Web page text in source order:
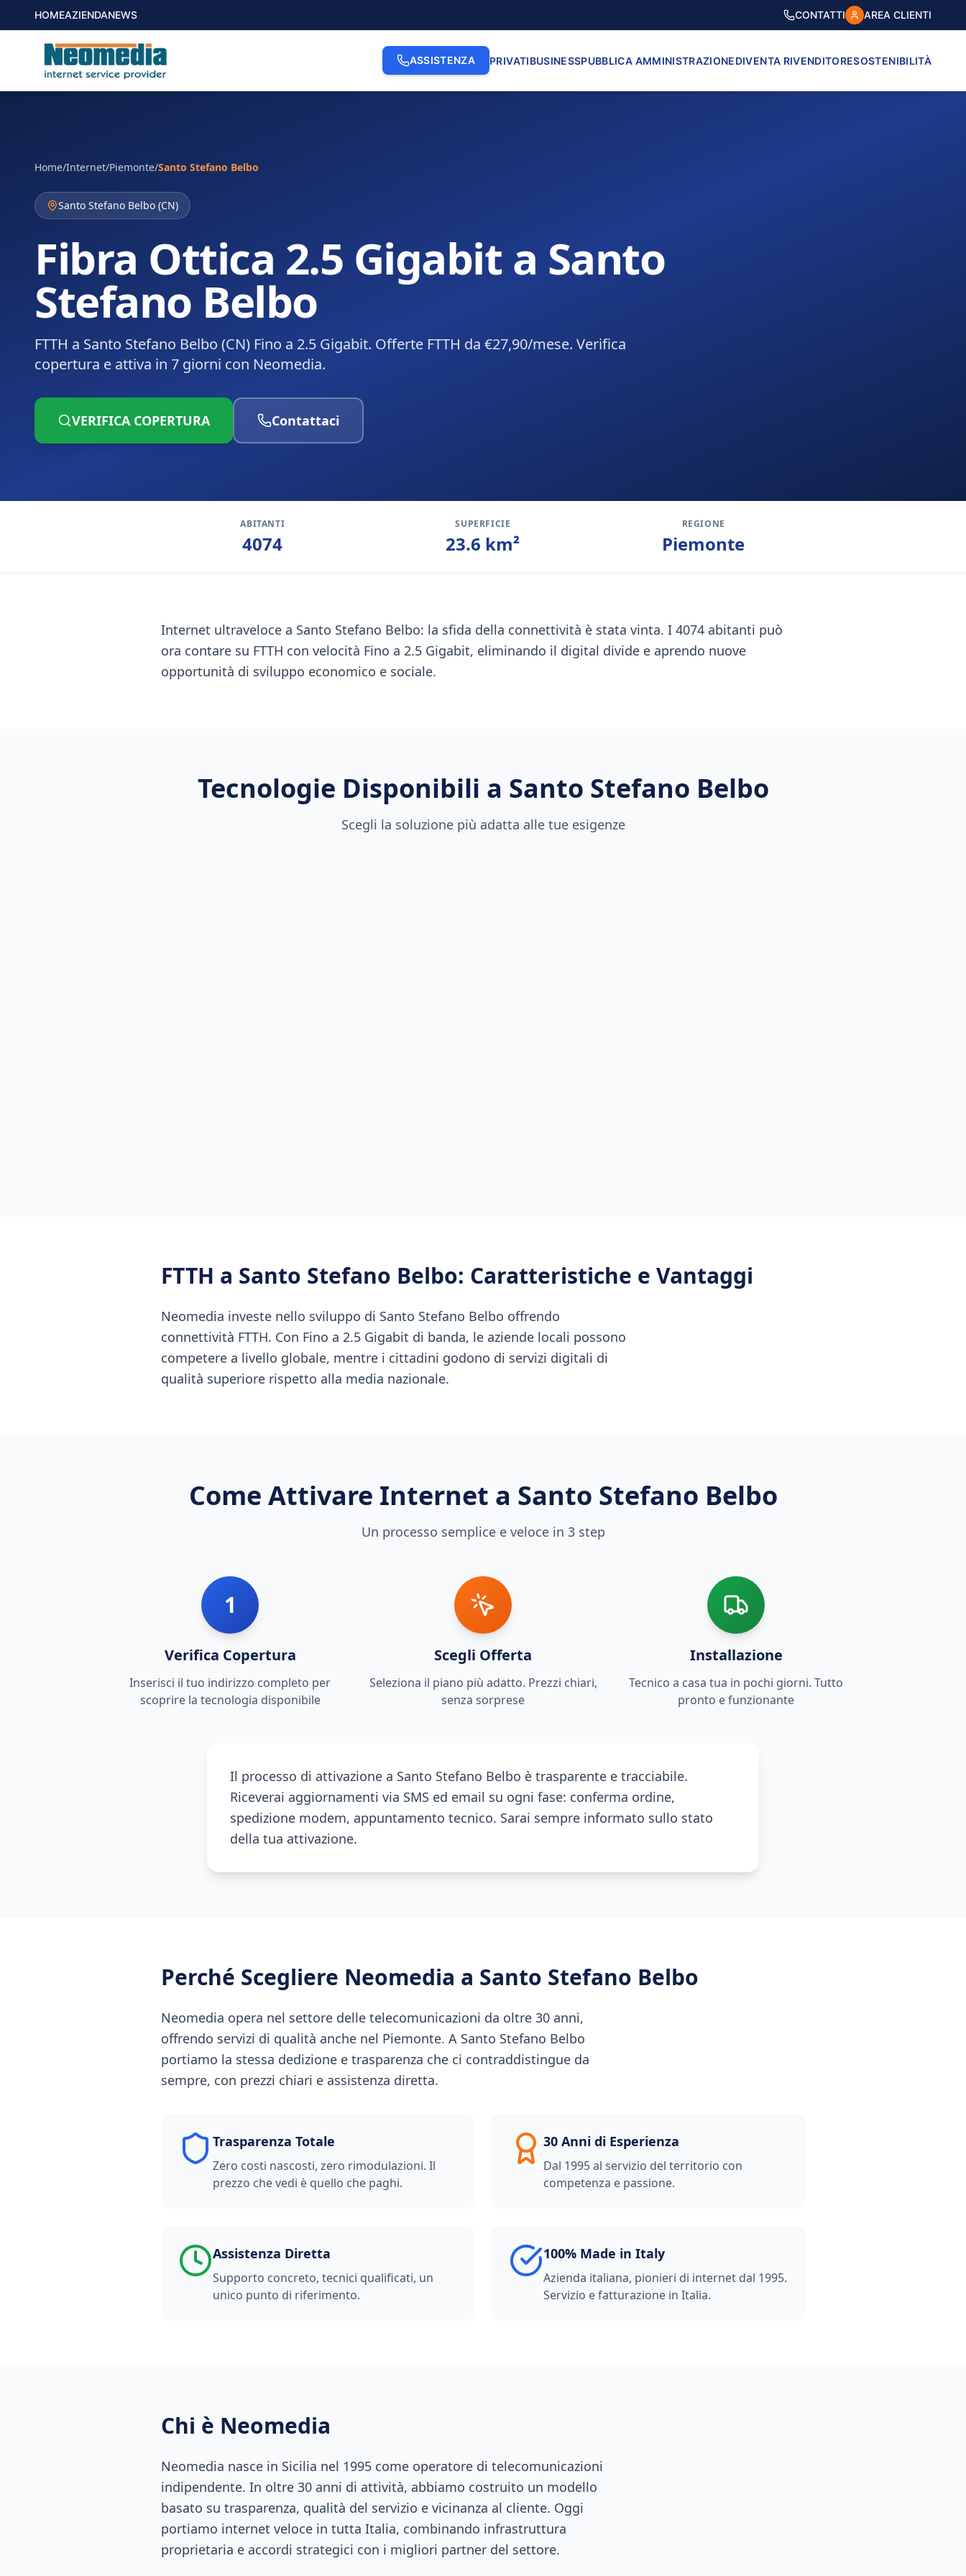
HOMEAZIENDANEWS CONTATTI AREA CLIENTI
ASSISTENZA PRIVATIBUSINESSPUBBLICA AMMINISTRAZIONEDIVENTA RIVENDITORESOSTENIBILITÀ
Home/Internet/Piemonte/Santo Stefano Belbo
Santo Stefano Belbo (CN)
Fibra Ottica 2.5 Gigabit a Santo
Stefano Belbo
FTTH a Santo Stefano Belbo (CN) Fino a 2.5 Gigabit. Offerte FTTH da €27,90/mese. Verifica
copertura e attiva in 7 giorni con Neomedia.
VERIFICA COPERTURA Contattaci
ABITANTI
4074
SUPERFICIE
23.6 km²
REGIONE
Piemonte
Internet ultraveloce a Santo Stefano Belbo: la sfida della connettività è stata vinta. I 4074 abitanti può
ora contare su FTTH con velocità Fino a 2.5 Gigabit, eliminando il digital divide e aprendo nuove
opportunità di sviluppo economico e sociale.
Tecnologie Disponibili a Santo Stefano Belbo
Scegli la soluzione più adatta alle tue esigenze
FTTH a Santo Stefano Belbo: Caratteristiche e Vantaggi
Neomedia investe nello sviluppo di Santo Stefano Belbo offrendo
connettività FTTH. Con Fino a 2.5 Gigabit di banda, le aziende locali possono
competere a livello globale, mentre i cittadini godono di servizi digitali di
qualità superiore rispetto alla media nazionale.
Come Attivare Internet a Santo Stefano Belbo
Un processo semplice e veloce in 3 step
1
Verifica Copertura
Inserisci il tuo indirizzo completo per
scoprire la tecnologia disponibile
Scegli Offerta
Seleziona il piano più adatto. Prezzi chiari,
senza sorprese
Installazione
Tecnico a casa tua in pochi giorni. Tutto
pronto e funzionante
Il processo di attivazione a Santo Stefano Belbo è trasparente e tracciabile.
Riceverai aggiornamenti via SMS ed email su ogni fase: conferma ordine,
spedizione modem, appuntamento tecnico. Sarai sempre informato sullo stato
della tua attivazione.
Perché Scegliere Neomedia a Santo Stefano Belbo
Neomedia opera nel settore delle telecomunicazioni da oltre 30 anni,
offrendo servizi di qualità anche nel Piemonte. A Santo Stefano Belbo
portiamo la stessa dedizione e trasparenza che ci contraddistingue da
sempre, con prezzi chiari e assistenza diretta.
Trasparenza Totale
Zero costi nascosti, zero rimodulazioni. Il
prezzo che vedi è quello che paghi.
30 Anni di Esperienza
Dal 1995 al servizio del territorio con
competenza e passione.
Assistenza Diretta
Supporto concreto, tecnici qualificati, un
unico punto di riferimento.
100% Made in Italy
Azienda italiana, pionieri di internet dal 1995.
Servizio e fatturazione in Italia.
Chi è Neomedia
Neomedia nasce in Sicilia nel 1995 come operatore di telecomunicazioni
indipendente. In oltre 30 anni di attività, abbiamo costruito un modello
basato su trasparenza, qualità del servizio e vicinanza al cliente. Oggi
portiamo internet veloce in tutta Italia, combinando infrastruttura
proprietaria e accordi strategici con i migliori partner del settore.